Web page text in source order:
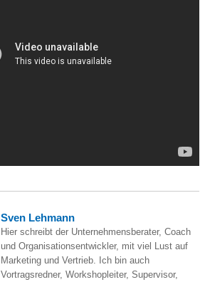
Sven Lehmann
Hier schreibt der Unternehmensberater, Coach
und Organisationsentwickler, mit viel Lust auf
Marketing und Vertrieb. Ich bin auch
Vortragsredner, Workshopleiter, Supervisor,